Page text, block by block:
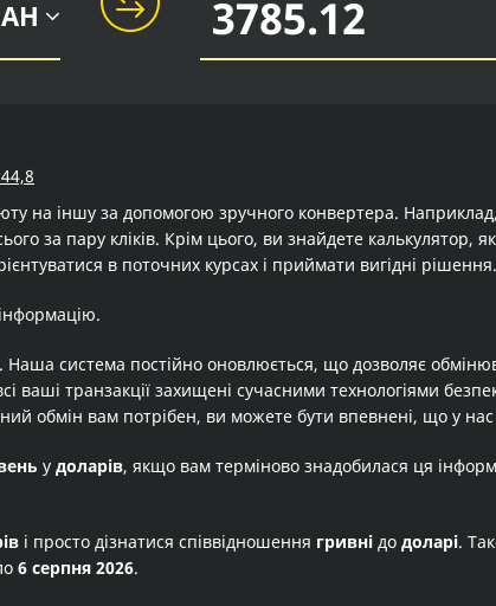
на іншу за допомогою зручного конвертера.
за пару кліків. Крім цього, ви знайдете калькулятор,
в поточних курсах і приймати вигідні рішення.
система постійно оновлюється, що дозволяє
ваші транзакції захищені сучасними технологіями
обмін вам потрібен, ви можете бути впевнені, що у
у доларів, якщо вам терміново знадобилася ця
і просто дізнатися співвідношення гривні до доларі.
6 серпня 2026.